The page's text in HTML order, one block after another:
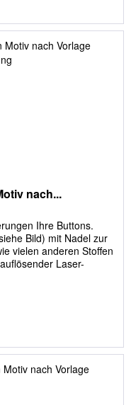
nach...
Ihre Buttons.
Bild) mit Nadel zur
vielen anderen Stoffen
Laser-